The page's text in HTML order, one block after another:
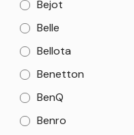
Bejot
Belle
Bellota
Benetton
BenQ
Benro